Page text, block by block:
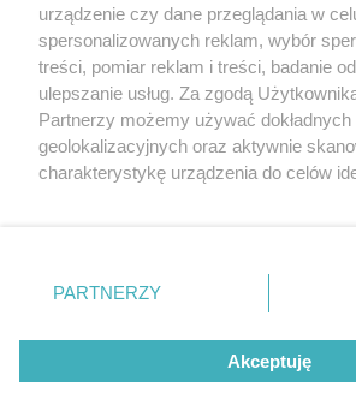
tzn. bez właściwej zgody, jest zabronione pod
ścigane prawnie.
© 2026 Grupa ZPR Media
urządzenie czy dane przeglądania w
spersonalizowanych reklam, wybór
treści, pomiar reklam i treści, badanie
ulepszanie usług. Za zgodą
Partnerzy możemy używać
geolokalizacyjnych oraz aktywnie
charakterystykę urządzenia do celów
zmienić/wycofać klikając przycisk
znajdujący się w lewym dolnym rogu
rodzaje przetwarzania danych nie
użytkownika, ale masz prawo
przetwarzaniu. Preferencje będą miały
PARTNERZY
Akceptuję